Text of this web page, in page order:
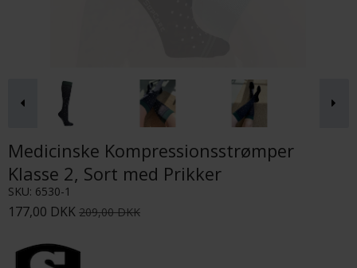
Medicinske Kompressionsstrømper
Klasse 2, Sort med Prikker
SKU: 6530-1
177,00 DKK 209,00 DKK